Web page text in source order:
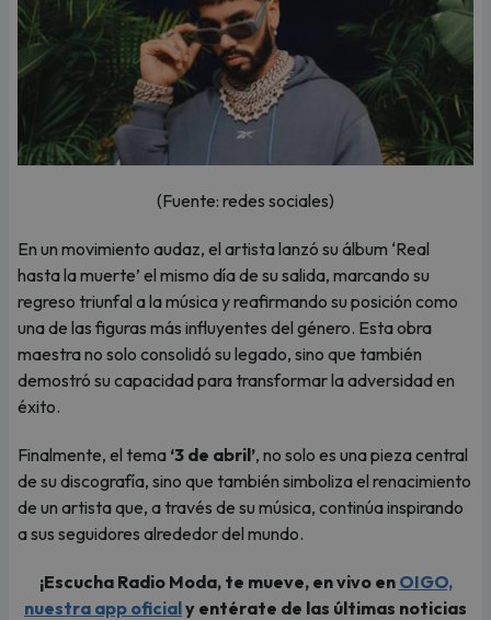
(Fuente: redes sociales)
En un movimiento audaz, el artista lanzó su álbum ‘Real
hasta la muerte’ el mismo día de su salida, marcando su
regreso triunfal a la música y reafirmando su posición como
una de las figuras más influyentes del género. Esta obra
maestra no solo consolidó su legado, sino que también
demostró su capacidad para transformar la adversidad en
éxito.
Finalmente, el tema ‘3 de abril’, no solo es una pieza central
de su discografía, sino que también simboliza el renacimiento
de un artista que, a través de su música, continúa inspirando
a sus seguidores alrededor del mundo.
¡Escucha Radio Moda, te mueve, en vivo en OIGO,
nuestra app oficialy entérate de las últimas noticias